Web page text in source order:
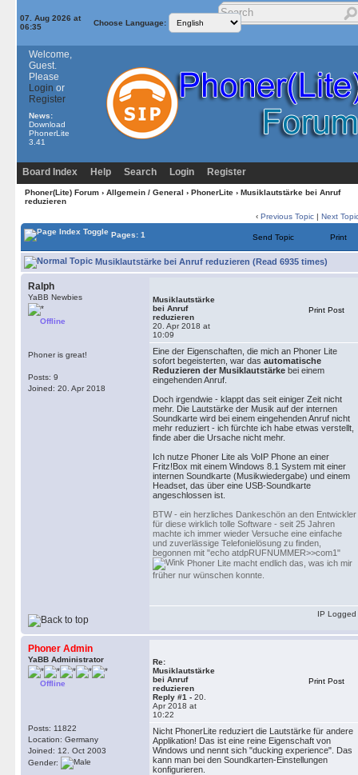
07. Aug 2026 at
06:35
Choose Language:
Welcome,
Guest.
Please
Login or
Register
News:
Download
PhonerLite
3.41
Board Index Help Search Login Register
Phoner(Lite) Forum› Allgemein / General › PhonerLite› Musiklautstärke bei Anruf
reduzieren
‹ Previous Topic | Next
Pages: 1 Send Topic Print
Musiklautstärke bei Anruf reduzieren (Read 6935 times)
Ralph
YaBB Newbies
Offline
Phoner is great!
Posts: 9
Joined: 20. Apr 2018
Musiklautstärke
bei Anruf
reduzieren
20. Apr 2018 at
10:09
Print Post
Eine der Eigenschaften, die mich an Phoner Lite
sofort begeisterten, war das automatische
Reduzieren der Musiklautstärke bei einem
eingehenden Anruf.
Doch irgendwie - klappt das seit einiger Zeit nicht
mehr. Die Lautstärke der Musik auf der internen
Soundkarte wird bei einem eingehenden Anruf nicht
mehr reduziert - ich fürchte ich habe etwas verstellt,
finde aber die Ursache nicht mehr.
Ich nutze Phoner Lite als VoIP Phone an einer
Fritz!Box mit einem Windows 8.1 System mit einer
internen Soundkarte (Musikwiedergabe) und einem
Headset, das über eine USB-Soundkarte
angeschlossen ist.
BTW - ein herzliches Dankeschön an den Entwickler
für diese wirklich tolle Software - seit 25 Jahren
machte ich immer wieder Versuche eine einfache
und zuverlässige Telefonielösung zu finden,
begonnen mit "echo atdpRUFNUMMER>>com1"
Phoner Lite macht endlich das, was ich mir
früher nur wünschen konnte.
IP Logged
Phoner Admin
YaBB Administrator
Offline
Posts: 11822
Location: Germany
Joined: 12. Oct 2003
Gender:
Re:
Musiklautstärke
bei Anruf
reduzieren
Reply #1 - 20.
Apr 2018 at
10:22
Print Post
Nicht PhonerLite reduziert die Lautstärke für andere
Applikation! Das ist eine reine Eigenschaft von
Windows und nennt sich "ducking experience". Das
kann man bei den Soundkarten-Einstellungen
konfigurieren.